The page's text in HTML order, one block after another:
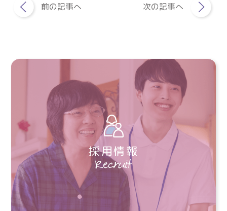
前の記事へ 次の記事へ
採用情報